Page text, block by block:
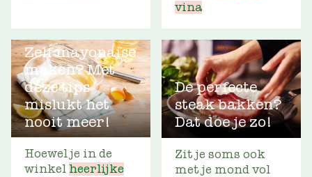
vina
Zelf mayonaise
maken? Met
deze tips
mislukt het
nooit meer!
Hoewel je in de
winkel heerlijke
De perfecte
steak bakken?
Dat doe je zo!
Zit je soms ook
met je mond vol